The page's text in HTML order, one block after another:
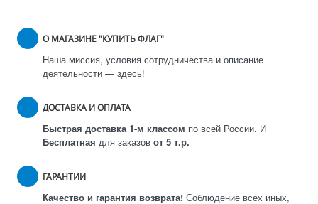
О МАГАЗИНЕ "КУПИТЬ ФЛАГ"
Наша миссия, условия сотрудничества и описание
деятельности — здесь!
ДОСТАВКА И ОПЛАТА
Быстрая доставка 1-м классом по всей России. И
Бесплатная для заказов от 5 т.р.
ГАРАНТИИ
Качество и гарантия возврата! Соблюдение всех иных,